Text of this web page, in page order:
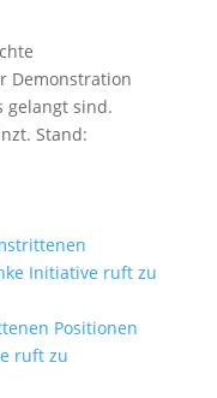
Demonstration
gelangt sind.
Stand:
Initiative ruft zu
Positionen
ruft zu